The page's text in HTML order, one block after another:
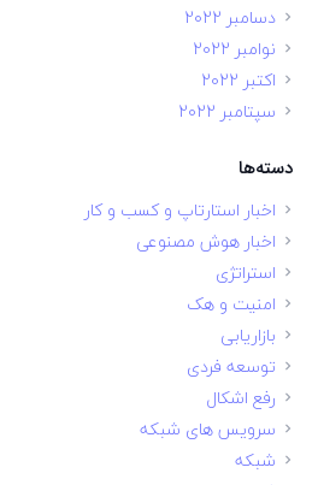
دسامبر 2022
نوامبر 2022
اکتبر 2022
سپتامبر 2022
دسته‌ها
اخبار استارتاپ و کسب و کار
اخبار هوش مصنوعی
استراتژی
امنیت و هک
بازاریابی
توسعه فردی
رفع اشکال
سرویس های شبکه
شبکه